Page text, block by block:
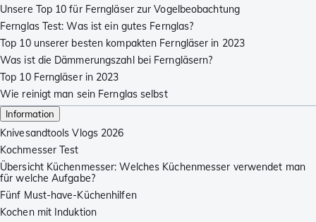
Unsere Top 10 für Ferngläser zur Vogelbeobachtung
Fernglas Test: Was ist ein gutes Fernglas?
Top 10 unserer besten kompakten Ferngläser in 2023
Was ist die Dämmerungszahl bei Ferngläsern?
Top 10 Ferngläser in 2023
Wie reinigt man sein Fernglas selbst
Information
Knivesandtools Vlogs 2026
Kochmesser Test
Übersicht Küchenmesser: Welches Küchenmesser verwendet man
für welche Aufgabe?
Fünf Must-have-Küchenhilfen
Kochen mit Induktion